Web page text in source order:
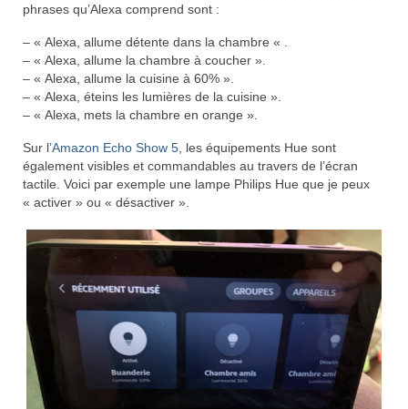
phrases qu’Alexa comprend sont :
– « Alexa, allume détente dans la chambre « .
– « Alexa, allume la chambre à coucher ».
– « Alexa, allume la cuisine à 60% ».
– « Alexa, éteins les lumières de la cuisine ».
– « Alexa, mets la chambre en orange ».
Sur l’Amazon Echo Show 5 , les équipements Hue sont
également visibles et commandables au travers de l’écran
tactile. Voici par exemple une lampe Philips Hue que je peux
« activer » ou « désactiver ».